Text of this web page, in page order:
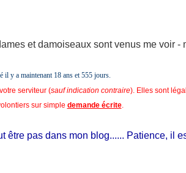
et damoiseaux sont venus me voir -
il y a maintenant 18 ans et 555 jours.
serviteur (sauf indication contraire). Elles sont
sur simple demande écrite.
pas dans mon blog...... Patience, il est